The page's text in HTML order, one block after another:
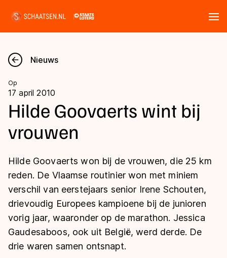
Nieuws
Kalender
Disciplines
Langebaan
Shorttrack
Inlineskaten
Kunstschaatsen
Schoonrijden
Uitslagen
Langebaan
Shorttrack
Marathon
Inlineskaten
Tijden & historie
Ranglijsten Langebaan
Persoonlijke records & tijden
De weg op
Inschrijven wedstrijden
Nieuws
Op
17 april 2010
Hilde Goovaerts wint bij
vrouwen
Hilde Goovaerts won bij de vrouwen, die 25 km
reden. De Vlaamse routinier won met miniem
verschil van eerstejaars senior Irene Schouten,
drievoudig Europees kampioene bij de junioren
vorig jaar, waaronder op de marathon. Jessica
Gaudesaboos, ook uit België, werd derde. De
drie waren samen ontsnapt.